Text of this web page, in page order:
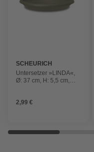
SCHEURICH
Untersetzer »LINDA«,
Ø: 37 cm, H: 5,5 cm,
2,99 €